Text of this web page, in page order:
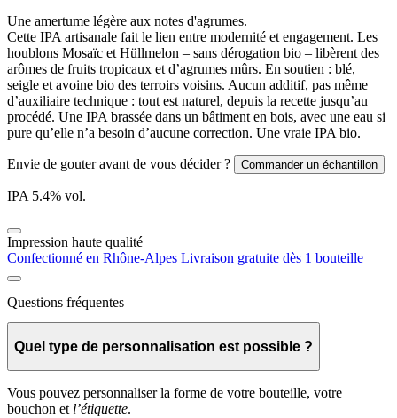
Une amertume légère aux notes d'agrumes.
Cette IPA artisanale fait le lien entre modernité et engagement. Les
houblons Mosaïc et Hüllmelon – sans dérogation bio – libèrent des
arômes de fruits tropicaux et d’agrumes mûrs. En soutien : blé,
seigle et avoine bio des terroirs voisins. Aucun additif, pas même
d’auxiliaire technique : tout est naturel, depuis la recette jusqu’au
procédé. Une IPA brassée dans un bâtiment en bois, avec une eau si
pure qu’elle n’a besoin d’aucune correction. Une vraie IPA bio.
Envie de gouter avant de vous décider ? Commander un échantillon
IPA 5.4% vol.
Impression haute qualité
Confectionné en Rhône-Alpes Livraison gratuite dès 1 bouteille
Questions fréquentes
Quel type de personnalisation est possible ?
Vous pouvez personnaliser la forme de votre bouteille, votre
bouchon et l’étiquette.